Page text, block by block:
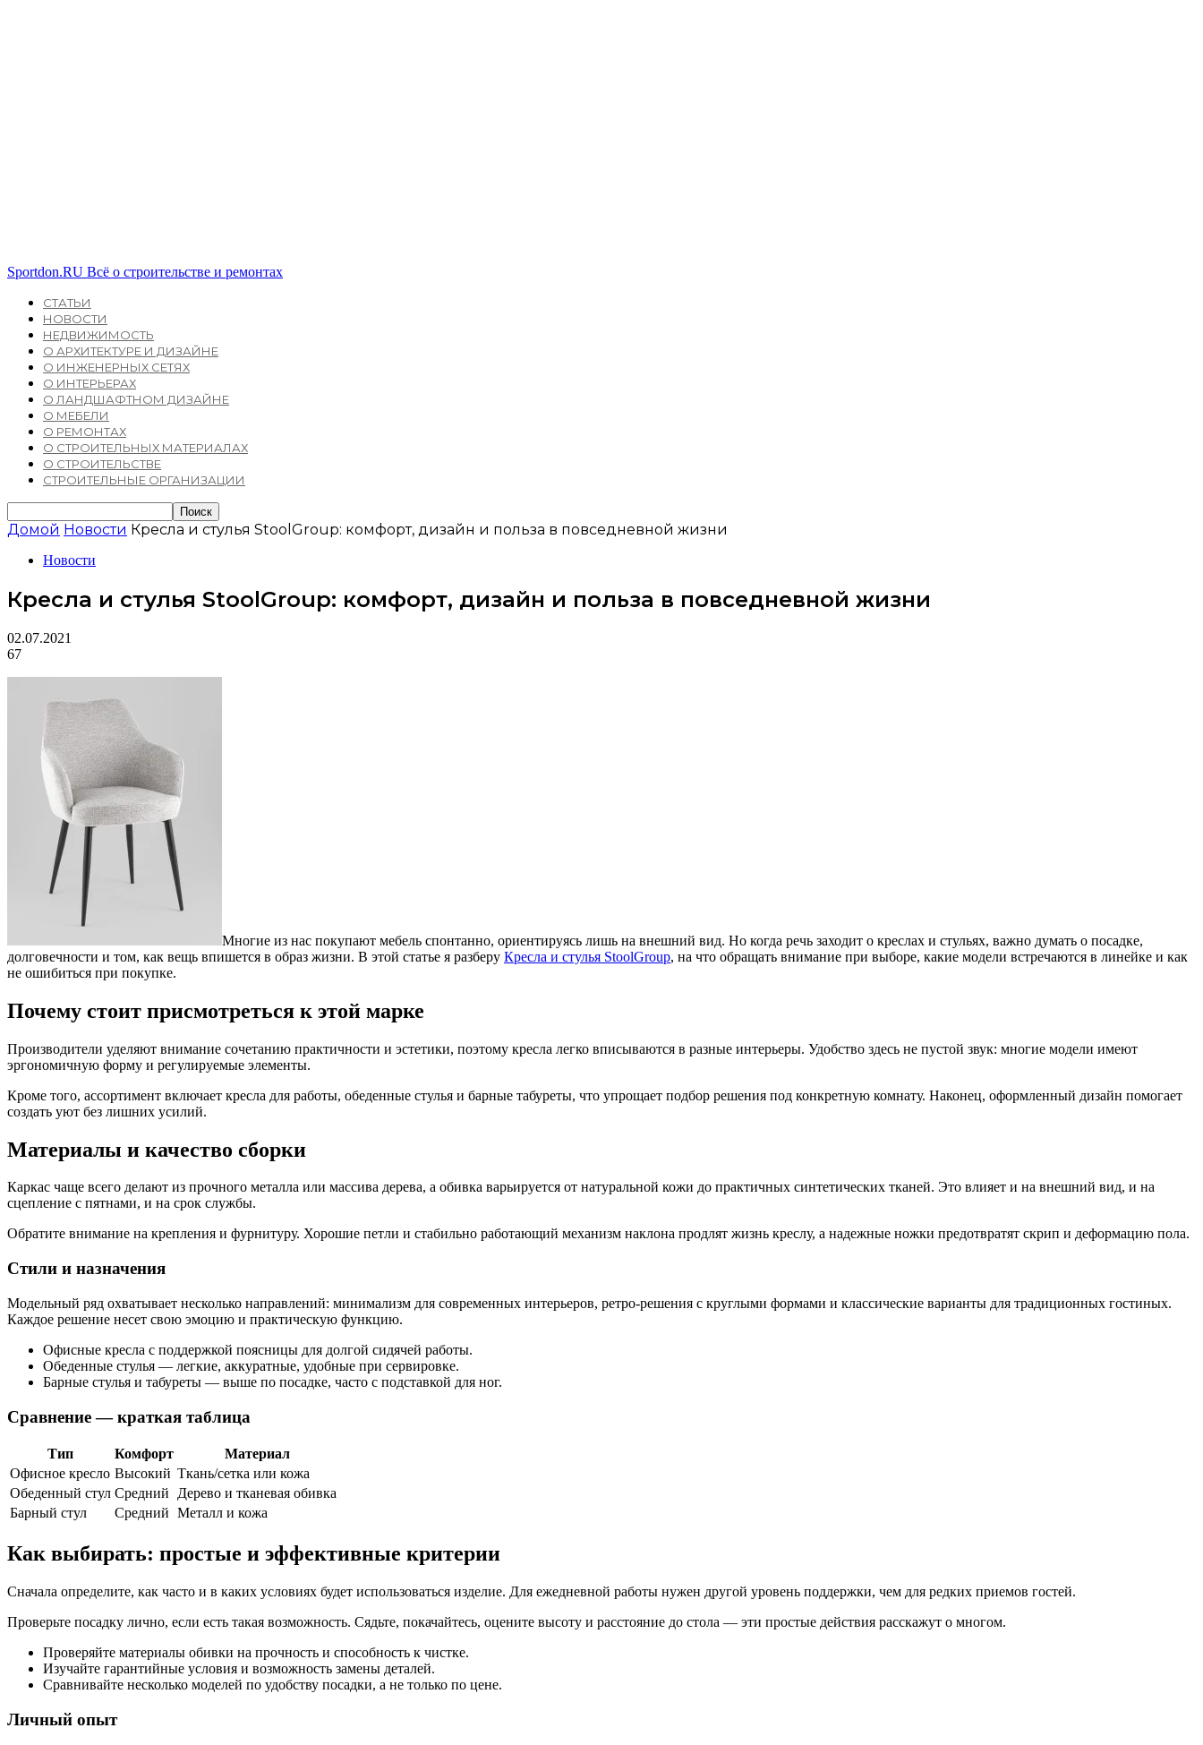
Sportdon.RU Всё о строительстве и ремонтах
СТАТЬИ
НОВОСТИ
НЕДВИЖИМОСТЬ
О АРХИТЕКТУРЕ И ДИЗАЙНЕ
О ИНЖЕНЕРНЫХ СЕТЯХ
О ИНТЕРЬЕРАХ
О ЛАНДШАФТНОМ ДИЗАЙНЕ
О МЕБЕЛИ
О РЕМОНТАХ
О СТРОИТЕЛЬНЫХ МАТЕРИАЛАХ
О СТРОИТЕЛЬСТВЕ
СТРОИТЕЛЬНЫЕ ОРГАНИЗАЦИИ
Домой Новости Кресла и стулья StoolGroup: комфорт, дизайн и польза в повседневной жизни
Новости
Кресла и стулья StoolGroup: комфорт, дизайн и польза в повседневной жизни
02.07.2021
67
Многие из нас покупают мебель спонтанно, ориентируясь лишь на внешний вид. Но когда речь заходит о креслах и стульях, важно думать о посадке,
долговечности и том, как вещь впишется в образ жизни. В этой статье я разберу Кресла и стулья StoolGroup, на что обращать внимание при выборе, какие модели встречаются в линейке и как
не ошибиться при покупке.
Почему стоит присмотреться к этой марке
Производители уделяют внимание сочетанию практичности и эстетики, поэтому кресла легко вписываются в разные интерьеры. Удобство здесь не пустой звук: многие модели имеют
эргономичную форму и регулируемые элементы.
Кроме того, ассортимент включает кресла для работы, обеденные стулья и барные табуреты, что упрощает подбор решения под конкретную комнату. Наконец, оформленный дизайн помогает
создать уют без лишних усилий.
Материалы и качество сборки
Каркас чаще всего делают из прочного металла или массива дерева, а обивка варьируется от натуральной кожи до практичных синтетических тканей. Это влияет и на внешний вид, и на
сцепление с пятнами, и на срок службы.
Обратите внимание на крепления и фурнитуру. Хорошие петли и стабильно работающий механизм наклона продлят жизнь креслу, а надежные ножки предотвратят скрип и деформацию пола.
Стили и назначения
Модельный ряд охватывает несколько направлений: минимализм для современных интерьеров, ретро-решения с круглыми формами и классические варианты для традиционных гостиных.
Каждое решение несет свою эмоцию и практическую функцию.
Офисные кресла с поддержкой поясницы для долгой сидячей работы.
Обеденные стулья — легкие, аккуратные, удобные при сервировке.
Барные стулья и табуреты — выше по посадке, часто с подставкой для ног.
Сравнение — краткая таблица
Тип Комфорт
Материал
Офисное кресло Высокий Ткань/сетка или кожа
Обеденный стул Средний
Дерево и тканевая обивка
Барный стул
Средний Металл и кожа
Как выбирать: простые и эффективные критерии
Сначала определите, как часто и в каких условиях будет использоваться изделие. Для ежедневной работы нужен другой уровень поддержки, чем для редких приемов гостей.
Проверьте посадку лично, если есть такая возможность. Сядьте, покачайтесь, оцените высоту и расстояние до стола — эти простые действия расскажут о многом.
Проверяйте материалы обивки на прочность и способность к чистке.
Изучайте гарантийные условия и возможность замены деталей.
Сравнивайте несколько моделей по удобству посадки, а не только по цене.
Личный опыт